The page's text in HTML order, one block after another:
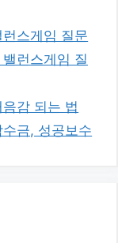
런스게임 질문
런스게임 질
감 되는 법
금, 성공보수